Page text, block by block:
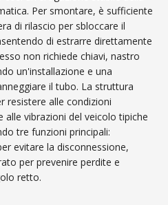
Per smontare, è sufficiente
di rilascio per sbloccare il
di estrarre direttamente
non richiede chiavi, nastro
un'installazione e una
il tubo. La struttura
resistere alle condizioni
alle vibrazioni del veicolo tipiche
tre funzioni principali:
evitare la disconnessione,
per prevenire perdite e
retto.